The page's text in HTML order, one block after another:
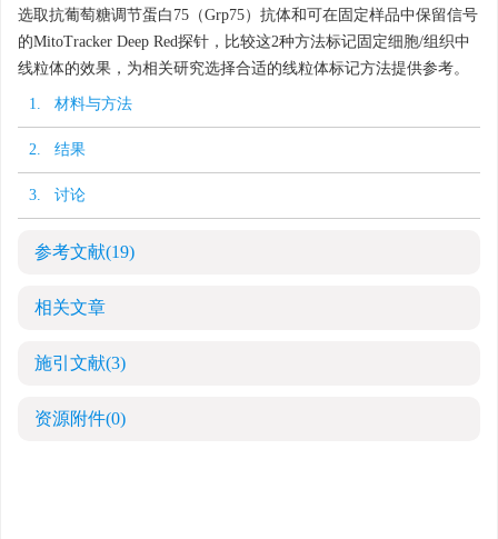
选取抗葡萄糖调节蛋白75（Grp75）抗体和可在固定样品中保留信号
的MitoTracker Deep Red探针，比较这2种方法标记固定细胞/组织中
线粒体的效果，为相关研究选择合适的线粒体标记方法提供参考。
1. 材料与方法
2. 结果
3. 讨论
参考文献(19)
相关文章
施引文献(3)
资源附件(0)